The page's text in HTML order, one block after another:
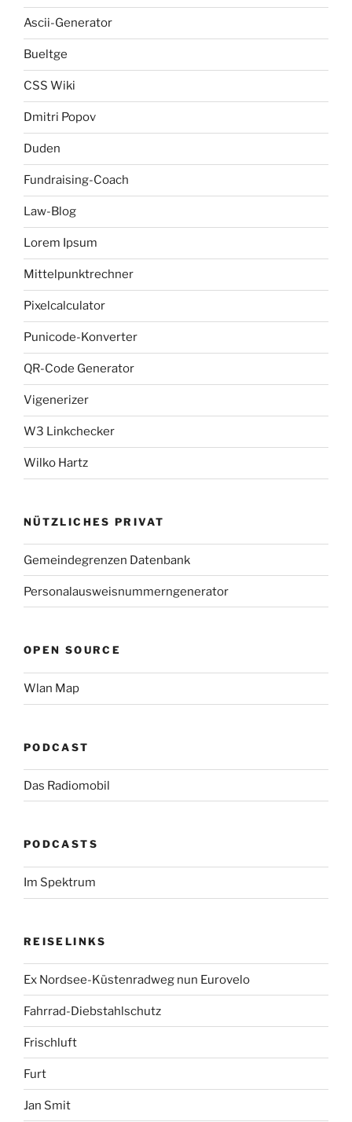
Ascii-Generator
Bueltge
CSS Wiki
Dmitri Popov
Duden
Fundraising-Coach
Law-Blog
Lorem Ipsum
Mittelpunktrechner
Pixelcalculator
Punicode-Konverter
QR-Code Generator
Vigenerizer
W3 Linkchecker
Wilko Hartz
NÜTZLICHES PRIVAT
Gemeindegrenzen Datenbank
Personalausweisnummerngenerator
OPEN SOURCE
Wlan Map
PODCAST
Das Radiomobil
PODCASTS
Im Spektrum
REISELINKS
Ex Nordsee-Küstenradweg nun Eurovelo
Fahrrad-Diebstahlschutz
Frischluft
Furt
Jan Smit